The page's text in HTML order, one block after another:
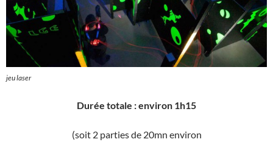
jeu laser
Durée totale : environ 1h15
(soit 2 parties de 20mn environ